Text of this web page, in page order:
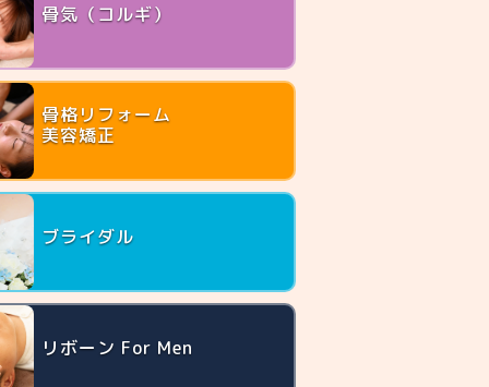
骨気（コルギ）
骨格リフォーム
美容矯正
ブライダル
リボーン For Men